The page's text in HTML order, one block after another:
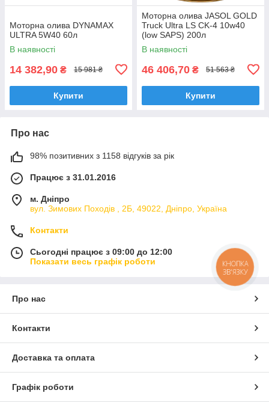
Моторна олива DYNAMAX
ULTRA 5W40 60л
В наявності
14 382,90 ₴ 15 981 ₴
Купити
Моторна олива JASOL GOLD
Truck Ultra LS CK-4 10w40
(low SAPS) 200л
В наявності
46 406,70 ₴ 51 563 ₴
Купити
Про нас
98% позитивних з 1158 відгуків за рік
Працює з 31.01.2016
м. Дніпро
вул. Зимових Походiв , 2Б, 49022, Дніпро, Україна
Контакти
Сьогодні працює з 09:00 до 12:00
Показати весь графік роботи
Про нас
Контакти
Доставка та оплата
Графік роботи
КНОПКА
ЗВ'ЯЗКУ